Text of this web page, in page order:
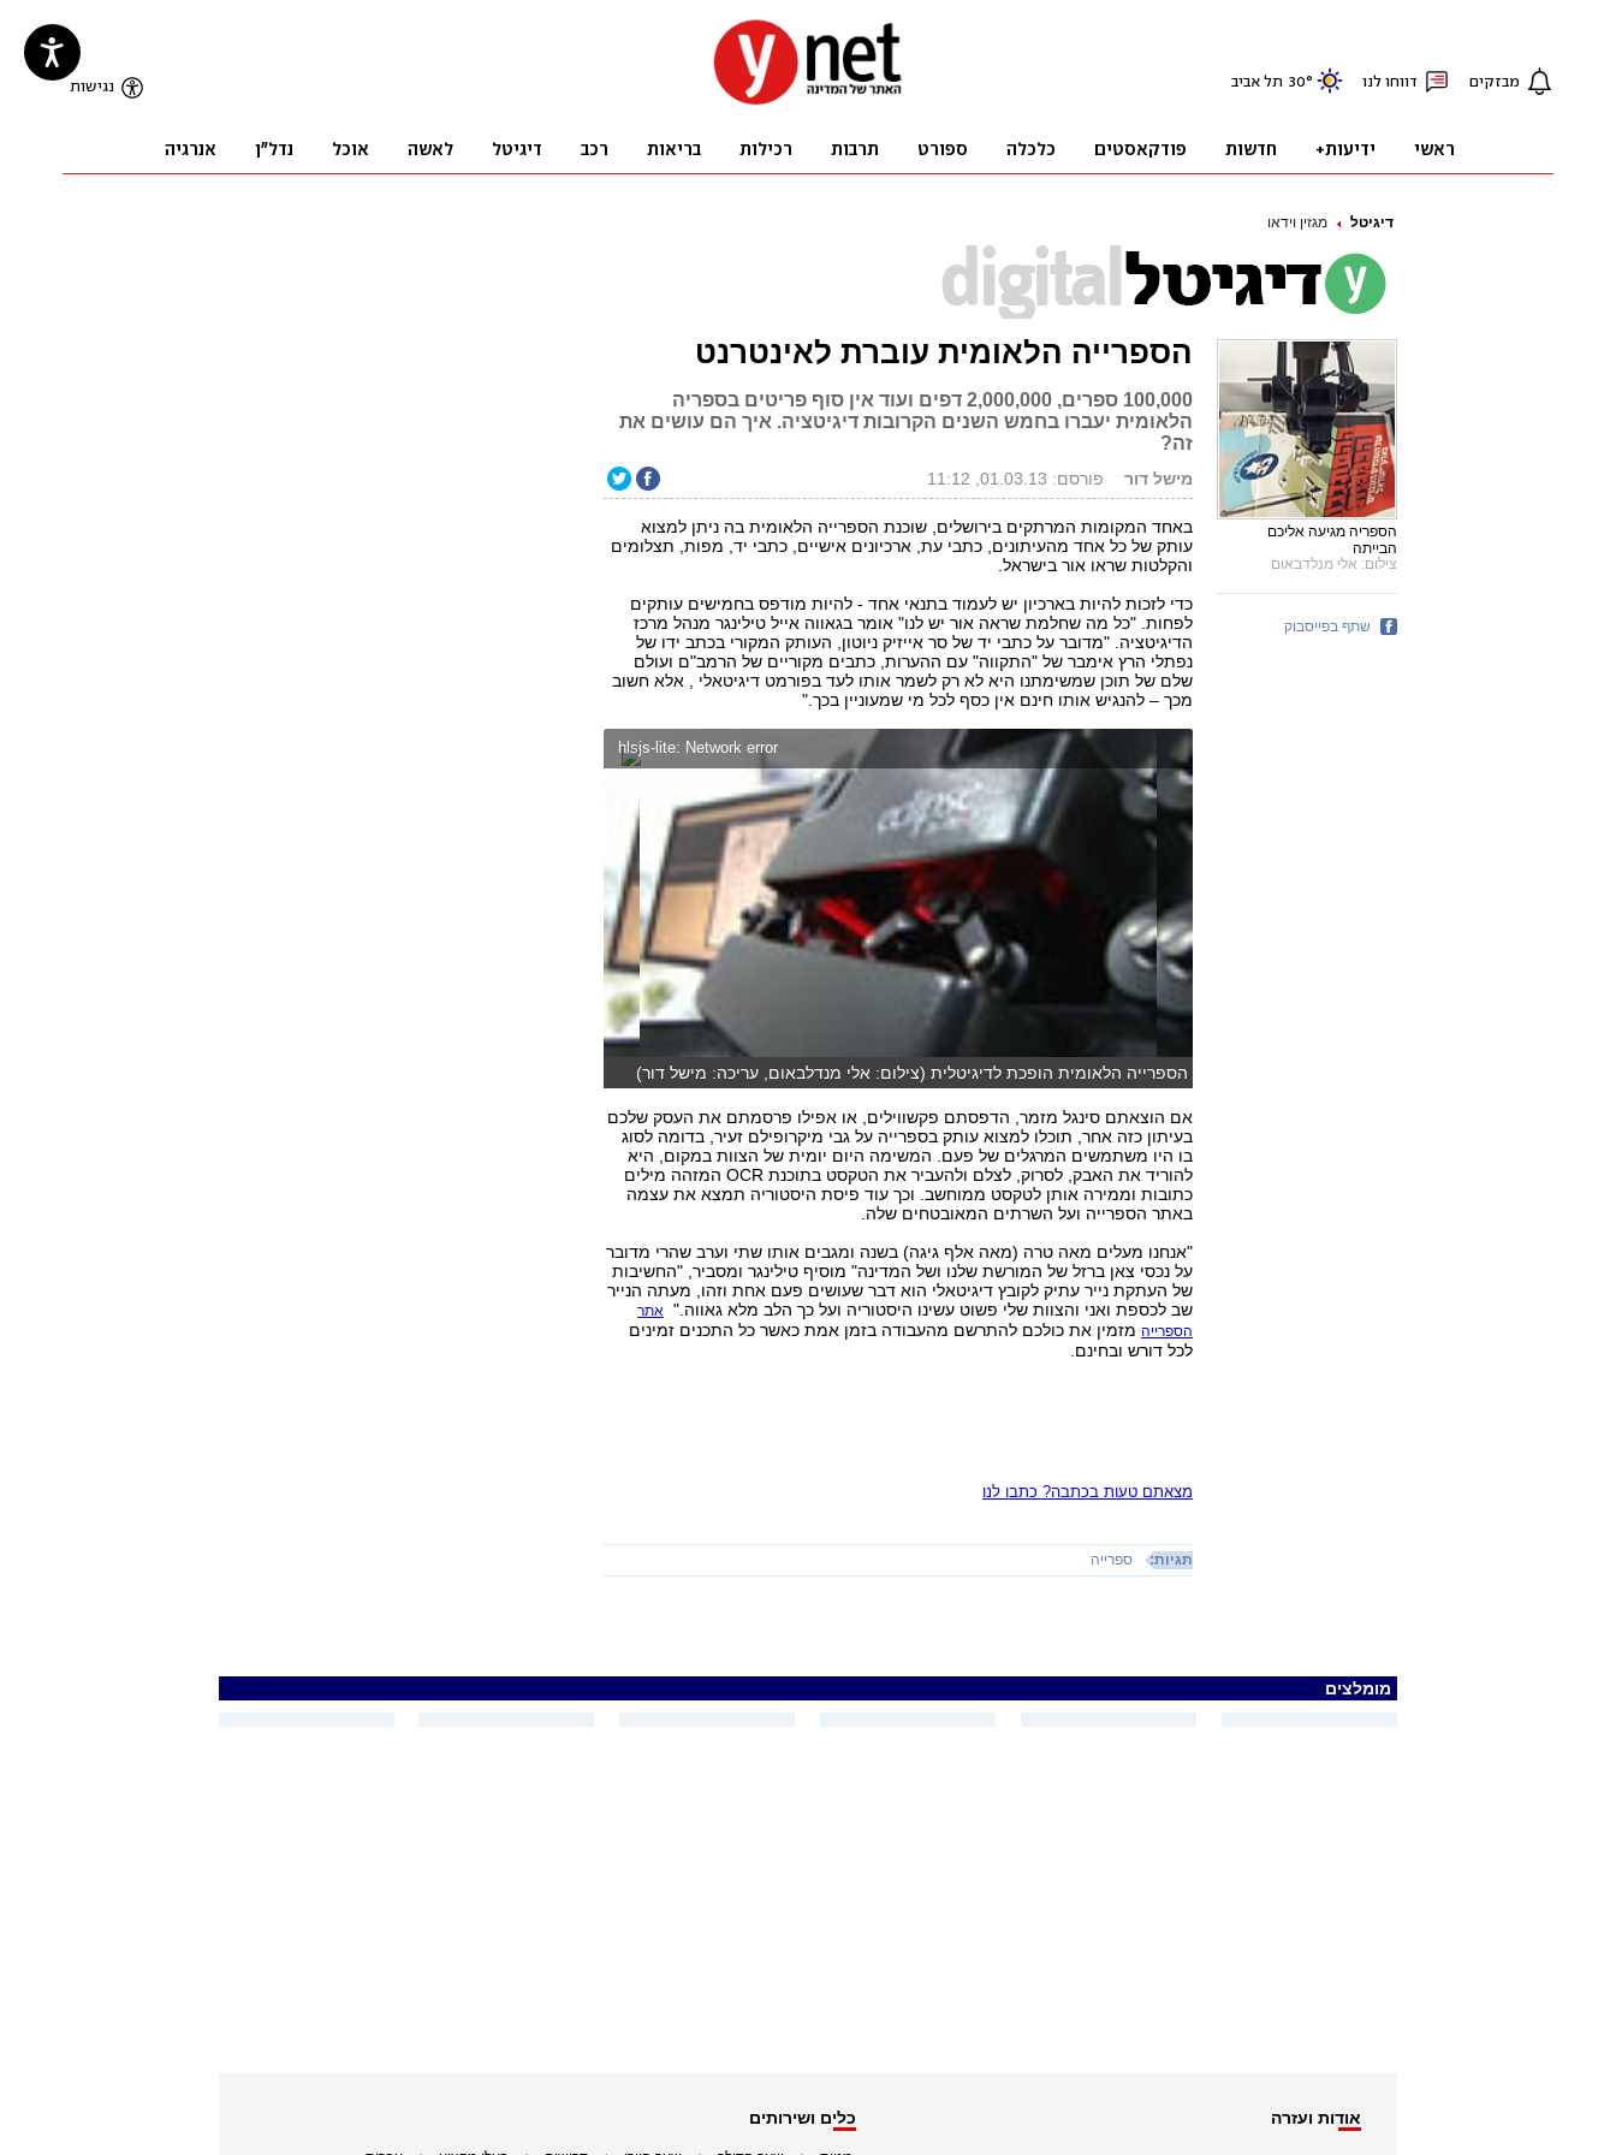
דיגיטל מגזין וידאו
הספרייה הלאומית עוברת לאינטרנט
100,000 ספרים, 2,000,000 דפים ועוד אין סוף פריטים בספריה
הלאומית יעברו בחמש השנים הקרובות דיגיטציה. איך הם עושים את
זה?
מישל דור פורסם: 01.03.13, 11:12
באחד המקומות המרתקים בירושלים, שוכנת הספרייה הלאומית בה ניתן למצוא
עותק של כל אחד מהעיתונים, כתבי עת, ארכיונים אישיים, כתבי יד, מפות, תצלומים
והקלטות שראו אור בישראל.
כדי לזכות להיות בארכיון יש לעמוד בתנאי אחד - להיות מודפס בחמישים עותקים
לפחות. "כל מה שחלמת שראה אור יש לנו" אומר בגאווה אייל טילינגר מנהל מרכז
הדיגיטציה. "מדובר על כתבי יד של סר אייזיק ניוטון, העותק המקורי בכתב ידו של
נפתלי הרץ אימבר של "התקווה" עם ההערות, כתבים מקוריים של הרמב"ם ועולם
שלם של תוכן שמשימתנו היא לא רק לשמר אותו לעד בפורמט דיגיטאלי , אלא חשוב
מכך – להנגיש אותו חינם אין כסף לכל מי שמעוניין בכך."
hlsjs-lite: Network error
הספרייה הלאומית הופכת לדיגיטלית (צילום: אלי מנדלבאום, עריכה: מישל דור)
אם הוצאתם סינגל מזמר, הדפסתם פקשווילים, או אפילו פרסמתם את העסק שלכם
בעיתון כזה אחר, תוכלו למצוא עותק בספרייה על גבי מיקרופילם זעיר, בדומה לסוג
בו היו משתמשים המרגלים של פעם. המשימה היום יומית של הצוות במקום, היא
להוריד את האבק, לסרוק, לצלם ולהעביר את הטקסט בתוכנת OCR המזהה מילים
כתובות וממירה אותן לטקסט ממוחשב. וכך עוד פיסת היסטוריה תמצא את עצמה
באתר הספרייה ועל השרתים המאובטחים שלה.
"אנחנו מעלים מאה טרה (מאה אלף גיגה) בשנה ומגבים אותו שתי וערב שהרי מדובר
על נכסי צאן ברזל של המורשת שלנו ושל המדינה" מוסיף טילינגר ומסביר, "החשיבות
של העתקת נייר עתיק לקובץ דיגיטאלי הוא דבר שעושים פעם אחת וזהו, מעתה הנייר
שב לכספת ואני והצוות שלי פשוט עשינו היסטוריה ועל כך הלב מלא גאווה." אתר
הספרייהמזמין את כולכם להתרשם מהעבודה בזמן אמת כאשר כל התכנים זמינים
לכל דורש ובחינם.
מצאתם טעות בכתבה? כתבו לנו
תגיות: ספרייה
הספריה מגיעה אליכם
הבייתה
צילום: אלי מנלדבאום
שתף בפייסבוק
מומלצים
אודות ועזרה כלים ושירותים